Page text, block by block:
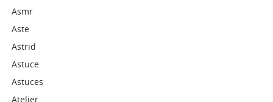
Asmr
Aste
Astrid
Astuce
Astuces
Atelier